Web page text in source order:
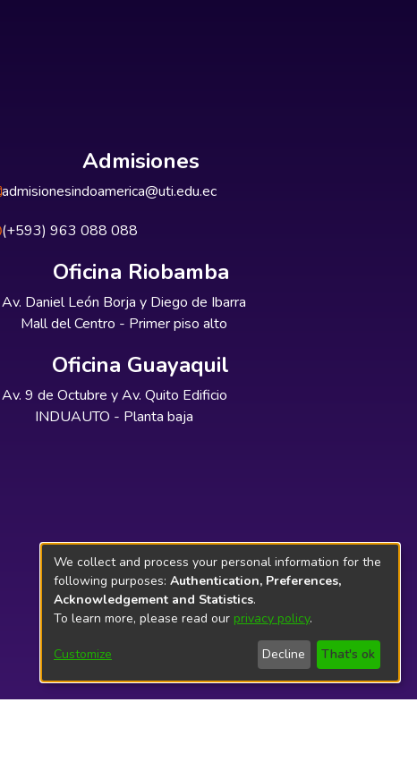
Admisiones
admisionesindoamerica@uti.edu.ec
(+593) 963 088 088
Oficina Riobamba
Av. Daniel León Borja y Diego de Ibarra
Mall del Centro - Primer piso alto
Oficina Guayaquil
Av. 9 de Octubre y Av. Quito Edificio
INDUAUTO - Planta baja
We collect and process your personal information for the
following purposes: Authentication, Preferences,
Acknowledgement and Statistics.
To learn more, please read our privacy policy.
Customize Decline That's ok